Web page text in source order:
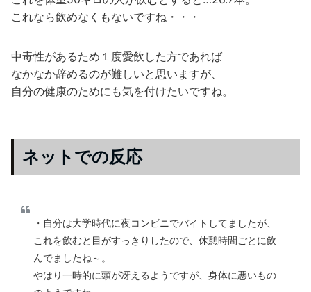
これなら飲めなくもないですね・・・
中毒性があるため１度愛飲した方であれば
なかなか辞めるのが難しいと思いますが、
自分の健康のためにも気を付けたいですね。
ネットでの反応
・自分は大学時代に夜コンビニでバイトしてましたが、
これを飲むと目がすっきりしたので、休憩時間ごとに飲
んでましたね～。
やはり一時的に頭が冴えるようですが、身体に悪いもの